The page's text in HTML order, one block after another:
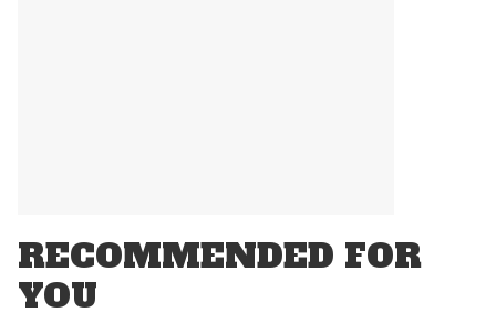
RECOMMENDED FOR
YOU